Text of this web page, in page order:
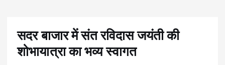
सदर बाजार में संत रविदास जयंती की
शोभायात्रा का भव्य स्वागत